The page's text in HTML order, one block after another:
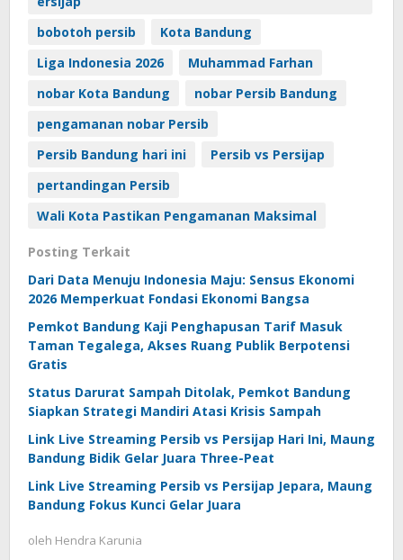
bobotoh persib
Kota Bandung
Liga Indonesia 2026
Muhammad Farhan
nobar Kota Bandung
nobar Persib Bandung
pengamanan nobar Persib
Persib Bandung hari ini
Persib vs Persijap
pertandingan Persib
Wali Kota Pastikan Pengamanan Maksimal
Posting Terkait
Dari Data Menuju Indonesia Maju: Sensus Ekonomi
2026 Memperkuat Fondasi Ekonomi Bangsa
Pemkot Bandung Kaji Penghapusan Tarif Masuk
Taman Tegalega, Akses Ruang Publik Berpotensi
Gratis
Status Darurat Sampah Ditolak, Pemkot Bandung
Siapkan Strategi Mandiri Atasi Krisis Sampah
Link Live Streaming Persib vs Persijap Hari Ini, Maung
Bandung Bidik Gelar Juara Three-Peat
Link Live Streaming Persib vs Persijap Jepara, Maung
Bandung Fokus Kunci Gelar Juara
oleh Hendra Karunia